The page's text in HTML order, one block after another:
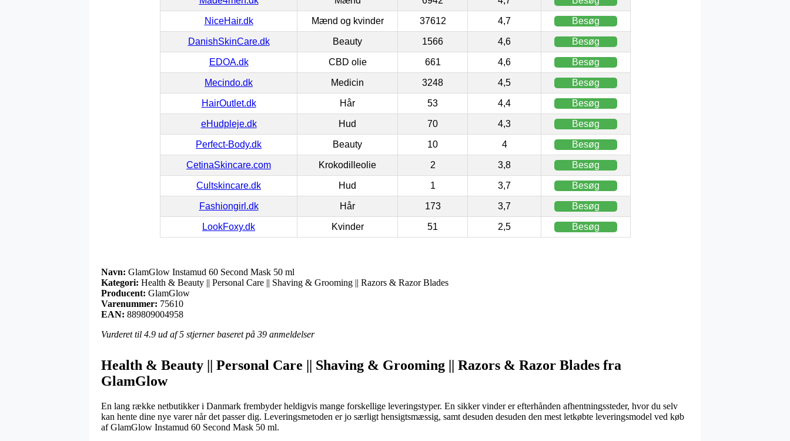
NiceHair.dk Mænd og kvinder 37612 4,7 Besøg
DanishSkinCare.dk Beauty 1566 4,6 Besøg
EDOA.dk CBD olie 661 4,6 Besøg
Mecindo.dk Medicin 3248 4,5 Besøg
HairOutlet.dk Hår 53 4,4 Besøg
eHudpleje.dk Hud 70 4,3 Besøg
Perfect-Body.dk Beauty 10 4 Besøg
CetinaSkincare.com Krokodilleolie 2 3,8 Besøg
Cultskincare.dk Hud 1 3,7 Besøg
Fashiongirl.dk Hår 173 3,7 Besøg
LookFoxy.dk Kvinder 51 2,5 Besøg
Navn: GlamGlow Instamud 60 Second Mask 50 ml
Kategori: Health & Beauty || Personal Care || Shaving & Grooming || Razors & Razor Blades
Producent: GlamGlow
Varenummer: 75610
EAN: 889809004958
Vurderet til 4.9 ud af 5 stjerner baseret på 39 anmeldelser
Health & Beauty || Personal Care || Shaving & Grooming || Razors & Razor Blades fra
GlamGlow
En lang række netbutikker i Danmark frembyder heldigvis mange forskellige leveringstyper. En sikker vinder er efterhånden afhentningssteder, hvor du selv
kan hente dine nye varer når det passer dig. Leveringsmetoden er jo særligt hensigtsmæssig, samt desuden desuden den mest letkøbte leveringsmodel ved køb
af GlamGlow Instamud 60 Second Mask 50 ml.